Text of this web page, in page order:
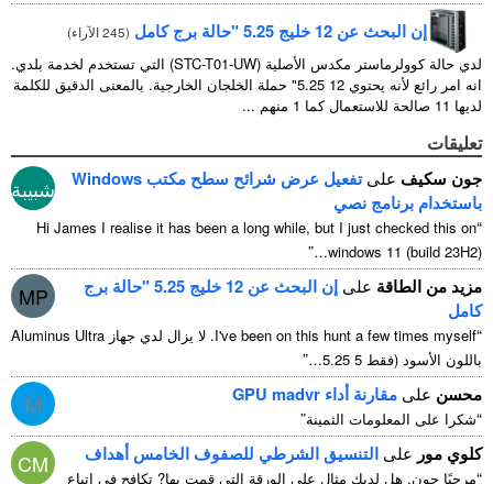
إن البحث عن 12 خليج 5.25 "حالة برج كامل (245 الآراء )
لدي حالة كوولرماستر مكدس الأصلية (STC-T01-UW) التي تستخدم لخدمة بلدي.
انه امر رائع لأنه يحتوي 12 5.25" حملة الخلجان الخارجية. بالمعنى الدقيق للكلمة
لديها 11 صالحة للاستعمال كما 1 منهم ...
تعليقات
شبيبة جون سكيف على
تفعيل عرض شرائح سطح مكتب Windows
باستخدام برنامج نصي
“
Hi James I realise it has been a long while, but I just checked this on
windows 11 (build 23H2)…
”
MP مزيد من الطاقة على
إن البحث عن 12 خليج 5.25 "حالة برج
كامل
“
I've been on this hunt a few times myself
. لا يزال لدي جهاز Aluminus Ultra
باللون الأسود (فقط 5 5.25…
”
M محسن على مقارنة أداء GPU madvr
“شكرا على المعلومات الثمينة”
CM كلوي مور على التنسيق الشرطي للصفوف الخامس أهداف
“مرحبًا جون, هل لديك مثال على الورقة التي قمت بها? تكافح في اتباع